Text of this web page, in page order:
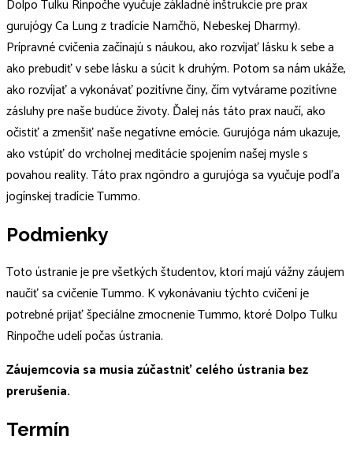
Dolpo Tulku Rinpočhe vyučuje základné inštrukcie pre prax
gurujógy Ca Lung z tradície Namčhö, Nebeskej Dharmy).
Prípravné cvičenia začínajú s náukou, ako rozvíjať lásku k sebe a
ako prebudiť v sebe lásku a súcit k druhým. Potom sa nám ukáže,
ako rozvíjať a vykonávať pozitívne činy, čím vytvárame pozitívne
zásluhy pre naše budúce životy. Ďalej nás táto prax naučí, ako
očistiť a zmenšiť naše negatívne emócie. Gurujóga nám ukazuje,
ako vstúpiť do vrcholnej meditácie spojením našej mysle s
povahou reality. Táto prax ngöndro a gurujóga sa vyučuje podľa
jogínskej tradície Tummo.
Podmienky
Toto ústranie je pre všetkých študentov, ktorí majú vážny záujem
naučiť sa cvičenie Tummo. K vykonávaniu týchto cvičení je
potrebné prijať špeciálne zmocnenie Tummo, ktoré Dolpo Tulku
Rinpočhe udelí počas ústrania.
Záujemcovia sa musia zúčastniť celého ústrania bez
prerušenia.
Termín